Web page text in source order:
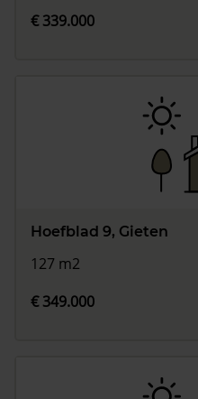
€ 339.000
Hoefblad 9, Gieten
127 m2
€ 349.000